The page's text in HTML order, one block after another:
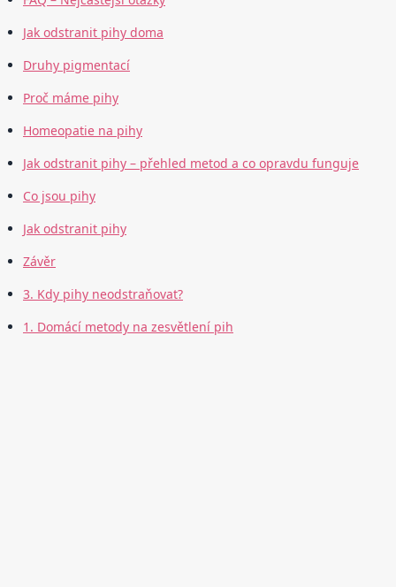
Jak odstranit pihy doma
Druhy pigmentací
Proč máme pihy
Homeopatie na pihy
Jak odstranit pihy – přehled metod a co opravdu funguje
Co jsou pihy
Jak odstranit pihy
Závěr
3. Kdy pihy neodstraňovat?
1. Domácí metody na zesvětlení pih